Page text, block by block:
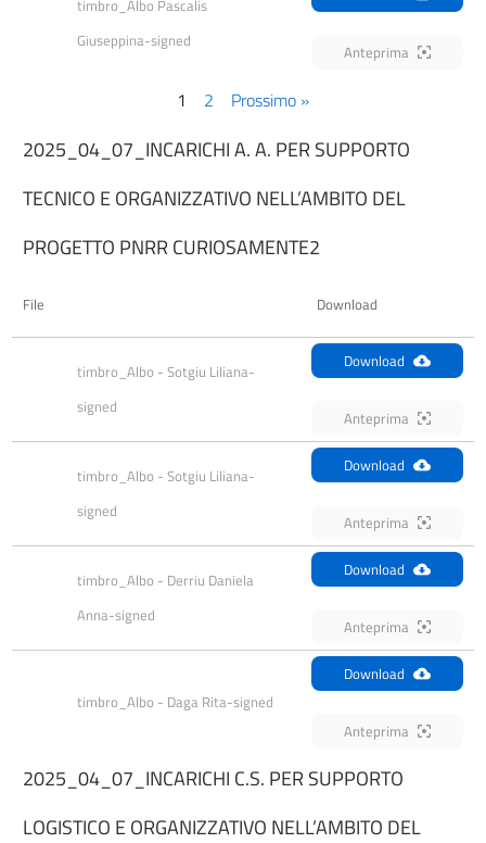
timbro_Albo Pascalis
Giuseppina-signed
Anteprima
1 2 Prossimo »
2025_04_07_INCARICHI A. A. PER SUPPORTO
TECNICO E ORGANIZZATIVO NELL’AMBITO DEL
PROGETTO PNRR CURIOSAMENTE2
File Download
timbro_Albo - Sotgiu Liliana-
signed
Download
Anteprima
timbro_Albo - Sotgiu Liliana-
signed
Download
Anteprima
timbro_Albo - Derriu Daniela
Anna-signed
Download
Anteprima
timbro_Albo - Daga Rita-signed
Download
Anteprima
2025_04_07_INCARICHI C.S. PER SUPPORTO
LOGISTICO E ORGANIZZATIVO NELL’AMBITO DEL